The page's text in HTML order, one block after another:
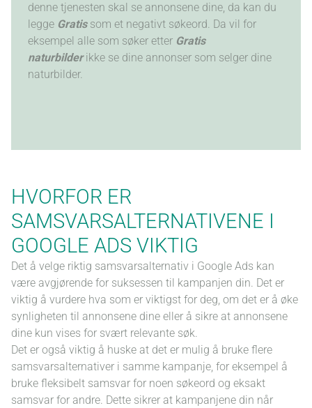
denne tjenesten skal se annonsene dine, da kan du
legge Gratissom et negativt søkeord. Da vil for
eksempel alle som søker etter Gratis
naturbilderikke se dine annonser som selger dine
naturbilder.
HVORFOR ER
SAMSVARSALTERNATIVENE I
GOOGLE ADS VIKTIG
Det å velge riktig samsvarsalternativ i Google Ads kan
være avgjørende for suksessen til kampanjen din. Det er
viktig å vurdere hva som er viktigst for deg, om det er å øke
synligheten til annonsene dine eller å sikre at annonsene
dine kun vises for svært relevante søk.
Det er også viktig å huske at det er mulig å bruke flere
samsvarsalternativer i samme kampanje, for eksempel å
bruke fleksibelt samsvar for noen søkeord og eksakt
samsvar for andre. Dette sikrer at kampanjene din når